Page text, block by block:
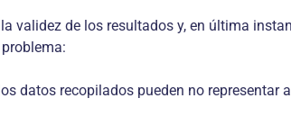
validez de los resultados y, en última
datos recopilados pueden no representar